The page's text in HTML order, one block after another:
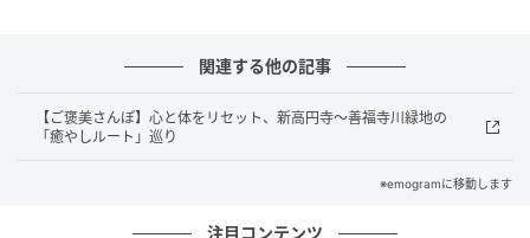
関連する他の記事
【ご褒美さんぽ】心と体をリセット、新高円寺〜善福寺川緑地の
「癒やしルート」巡り
※emogramに移動します
注目コンテンツ